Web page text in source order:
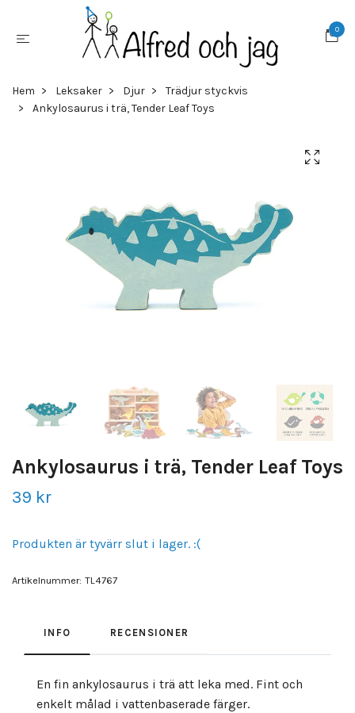
0
Hem Leksaker Djur
Trädjur styckvis
Ankylosaurus i trä, Tender Leaf Toys
Ankylosaurus i trä, Tender Leaf Toys
39 kr
Produkten är tyvärr slut i lager. :(
Artikelnummer: TL4767
INFO RECENSIONER
En fin ankylosaurus i trä att leka med. Fint och
enkelt målad i vattenbaserade färger.